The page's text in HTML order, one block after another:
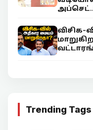
விசிக-
Trending Tags